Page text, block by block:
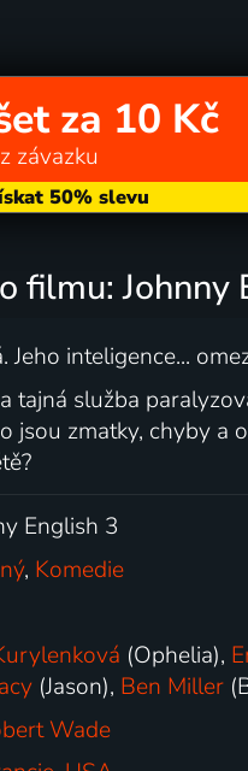
za 10 Kč
závazku
filmu: Johnny
Jeho inteligence...
tajná služba
jsou zmatky, chyby a
English 3
, Komedie
(Ophelia),
(Jason), Ben Miller
Wade